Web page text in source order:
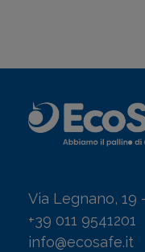
Via Legnano, 19
+39 011 9541201
info@ecosafe.it